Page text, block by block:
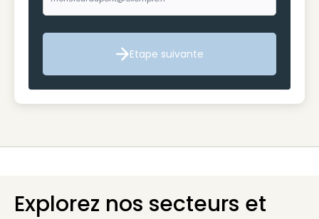
Etape suivante
Etape suivante
Explorez nos secteurs et